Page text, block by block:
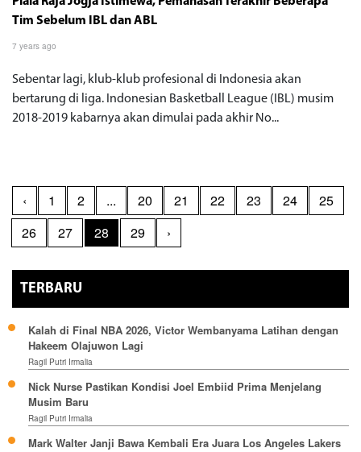
Tim Sebelum IBL dan ABL
7 years ago
Sebentar lagi, klub-klub profesional di Indonesia akan
bertarung di liga. Indonesian Basketball League (IBL) musim
2018-2019 kabarnya akan dimulai pada akhir No...
‹ 1 2 ... 20 21 22 23 24
25
26
27 28 29 ›
TERBARU
Kalah di Final NBA 2026, Victor Wembanyama Latihan dengan
Hakeem Olajuwon Lagi
Ragil Putri Irmalia
Nick Nurse Pastikan Kondisi Joel Embiid Prima Menjelang
Musim Baru
Ragil Putri Irmalia
Mark Walter Janji Bawa Kembali Era Juara Los Angeles Lakers